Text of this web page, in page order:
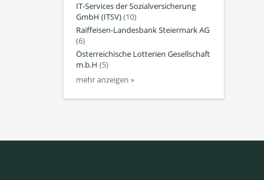
IT-Services der Sozialversicherung
GmbH (ITSV)(10)
Raiffeisen-Landesbank Steiermark AG
(6)
Österreichische Lotterien Gesellschaft
m.b.H (5)
mehr anzeigen »